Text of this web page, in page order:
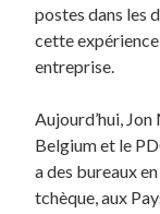
postes dans les
cette expérience
entreprise.
Aujourd’hui,
Belgium et le
a des bureaux
tchèque, aux